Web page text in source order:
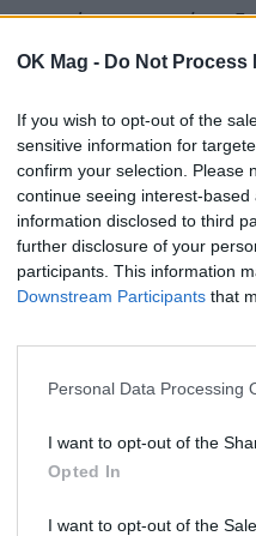
OK Mag - Do Not Process
If you wish to opt-out of the
sensitive information for
confirm your selection. Please
continue seeing interest-
information disclosed to third
further disclosure of your
participants. This information
Downstream Participants that
Personal Data Processing
I want to opt-out of the
Opted In
I want to opt-out of the
σε αυτή τη
το λέω από το βάθος